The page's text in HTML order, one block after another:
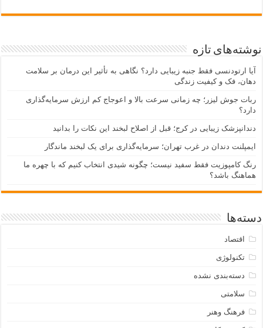
نوشته‌های تازه
آیا ارتودنسی فقط جنبه زیبایی دارد؟ نگاهی به تأثیر این درمان بر سلامت
دهان، فک و کیفیت زندگی
ربات جوش لیزر؛ چه زمانی سرعت بالا و اعوجاج کم ارزش سرمایه‌گذاری
دارد؟
دندانپزشک زیبایی در کرج؛ قبل از اصلاح لبخند این نکات را بدانید
ایمپلنت دندان در غرب تهران؛ سرمایه‌گذاری برای یک لبخند ماندگار
رنگ کامپوزیت فقط سفید نیست؛ چگونه شیدی انتخاب کنیم که با چهره ما
هماهنگ باشد؟
دسته‌ها
اقتصاد
تکنولوژی
دسته‌بندی نشده
سلامتی
فرهنگ وهنر